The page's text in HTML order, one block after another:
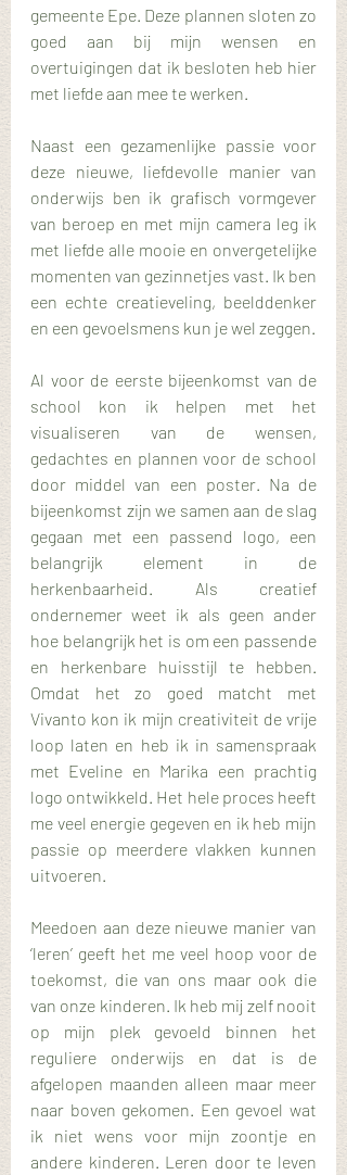
gemeente Epe. Deze plannen sloten zo
goed aan bij mijn wensen en
overtuigingen dat ik besloten heb hier
met liefde aan mee te werken.
Naast een gezamenlijke passie voor
deze nieuwe, liefdevolle manier van
onderwijs ben ik grafisch vormgever
van beroep en met mijn camera leg ik
met liefde alle mooie en onvergetelijke
momenten van gezinnetjes vast. Ik ben
een echte creatieveling, beelddenker
en een gevoelsmens kun je wel zeggen.
Al voor de eerste bijeenkomst van de
school kon ik helpen met het
visualiseren van de wensen,
gedachtes en plannen voor de school
door middel van een poster. Na de
bijeenkomst zijn we samen aan de slag
gegaan met een passend logo, een
belangrijk element in de
herkenbaarheid. Als creatief
ondernemer weet ik als geen ander
hoe belangrijk het is om een passende
en herkenbare huisstijl te hebben.
Omdat het zo goed matcht met
Vivanto kon ik mijn creativiteit de vrije
loop laten en heb ik in samenspraak
met Eveline en Marika een prachtig
logo ontwikkeld. Het hele proces heeft
me veel energie gegeven en ik heb mijn
passie op meerdere vlakken kunnen
uitvoeren.
Meedoen aan deze nieuwe manier van
‘leren’ geeft het me veel hoop voor de
toekomst, die van ons maar ook die
van onze kinderen. Ik heb mij zelf nooit
op mijn plek gevoeld binnen het
reguliere onderwijs en dat is de
afgelopen maanden alleen maar meer
naar boven gekomen. Een gevoel wat
ik niet wens voor mijn zoontje en
andere kinderen. Leren door te leven